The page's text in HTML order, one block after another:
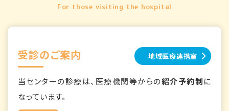
For those visiting the hospital
受診のご案内 地域医療連携室
当センターの診療は、医療機関等からの紹介予約制に
なっています。